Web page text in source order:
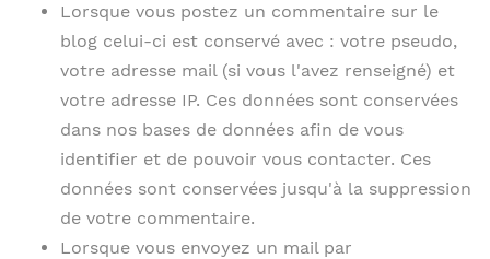
Lorsque vous postez un commentaire sur le
blog celui-ci est conservé avec : votre pseudo,
votre adresse mail (si vous l'avez renseigné) et
votre adresse IP. Ces données sont conservées
dans nos bases de données afin de vous
identifier et de pouvoir vous contacter. Ces
données sont conservées jusqu'à la suppression
de votre commentaire.
Lorsque vous envoyez un mail par